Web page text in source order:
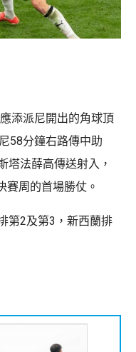
添派尼開出的角球頂
58分鐘右路傳中助
塔法薛高傳送射入，
賽周的首場勝仗。
第2及第3，新西蘭排